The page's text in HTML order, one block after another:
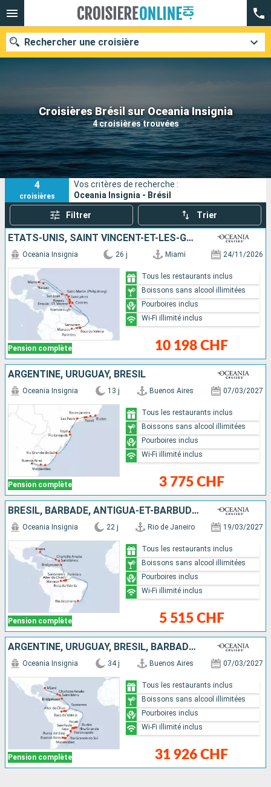
Croisières Brésil sur Oceania Insignia
4 croisières trouvées
Rechercher une croisière
Nos destinations
Mois de départ
Ports Compagnies
Rechercher
4
croisières
Vos critères de recherche :
Oceania Insignia - Brésil
Filtrer Trier
ÉTATS-UNIS, SAINT VINCENT-ET-LES-GRENADINES, ANTIGUA-ET-BARBUDA, SAINTE-LUCIE, TRINITÉ-ET-TOBAGO, BRÉSIL, BARBADE, DOMINIQUE, SAINT-MARTIN, PORTO RICO, BAHAMAS
Pension complète
Oceania Insignia 26 j Miami 24/11/2026
10 198 CHF
Tous les restaurants inclus
Boissons sans alcool illimitées
Pourboires inclus
Wi-Fi illimité inclus
ARGENTINE, URUGUAY, BRÉSIL
Pension complète
Oceania Insignia 13 j Buenos Aires 07/03/2027
3 775 CHF
Tous les restaurants inclus
Boissons sans alcool illimitées
Pourboires inclus
Wi-Fi illimité inclus
BRÉSIL, BARBADE, ANTIGUA-ET-BARBUDA, ÉTATS-UNIS
Pension complète
Oceania Insignia 22 j Rio de Janeiro 19/03/2027
5 515 CHF
Tous les restaurants inclus
Boissons sans alcool illimitées
Pourboires inclus
Wi-Fi illimité inclus
ARGENTINE, URUGUAY, BRÉSIL, BARBADE, ANTIGUA-ET-BARBUDA, ÉTATS-UNIS
Pension complète
Oceania Insignia 34 j Buenos Aires 07/03/2027
31 926 CHF
Tous les restaurants inclus
Boissons sans alcool illimitées
Pourboires inclus
Wi-Fi illimité inclus